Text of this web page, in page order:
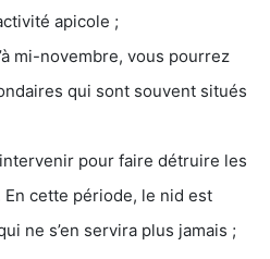
apicole ;
mi-novembre, vous pourrez
qui sont souvent situés
pour faire détruire les
cette période, le nid est
ne s’en servira plus jamais ;